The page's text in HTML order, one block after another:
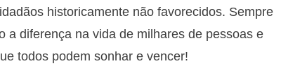
historicamente não favorecidos. Sempre
a diferença na vida de milhares de pessoas e
todos podem sonhar e vencer!